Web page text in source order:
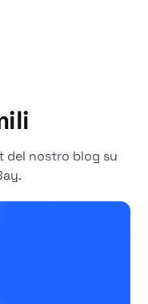
del nostro blog su